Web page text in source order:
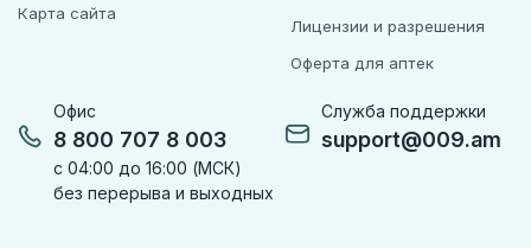
Офис
8 800 707 8 003
с 04:00 до 16:00 (МСК)
без перерыва и выходных
Служба поддержки
support@009.am
Карта сайта
Лицензии и разрешения
Оферта для аптек